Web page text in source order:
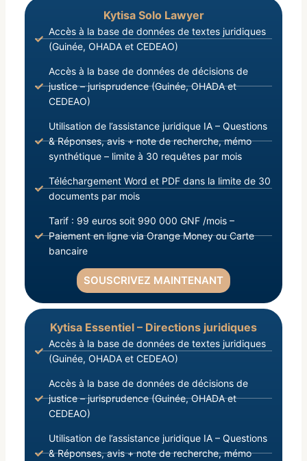
Kytisa Solo Lawyer
Accès à la base de données de textes juridiques
(Guinée, OHADA et CEDEAO)
Accès à la base de données de décisions de
justice – jurisprudence (Guinée, OHADA et
CEDEAO)
Utilisation de l’assistance juridique IA – Questions
& Réponses, avis + note de recherche, mémo
synthétique – limite à 30 requêtes par mois
Téléchargement Word et PDF dans la limite de 30
documents par mois
Tarif : 99 euros soit 990 000 GNF /mois –
Paiement en ligne via Orange Money ou Carte
bancaire
SOUSCRIVEZ MAINTENANT
Kytisa Essentiel – Directions juridiques
Accès à la base de données de textes juridiques
(Guinée, OHADA et CEDEAO)
Accès à la base de données de décisions de
justice – jurisprudence (Guinée, OHADA et
CEDEAO)
Utilisation de l’assistance juridique IA – Questions
& Réponses, avis + note de recherche, mémo